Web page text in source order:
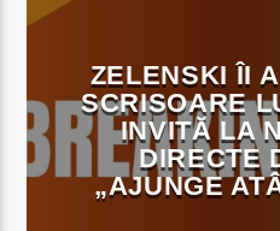
ZELENSKI ÎI
SCRISOARE
INVITĂ LA
DIRECTE
„AJUNGE